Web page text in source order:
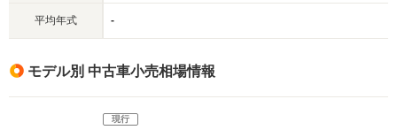
平均年式 -
モデル別 中古車小売相場情報
現行